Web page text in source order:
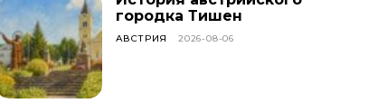
городка Тишен
АВСТРИЯ 2026-08-06